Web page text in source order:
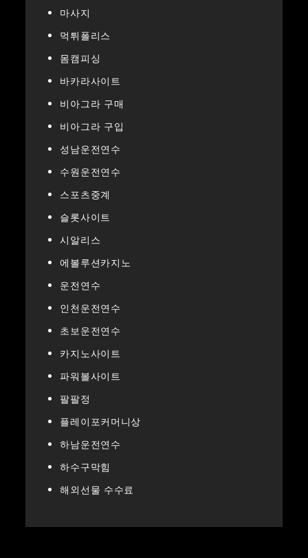
마사지
먹튀폴리스
몸캠피싱
바카라사이트
비아그라 구매
비아그라 구입
성남운전연수
수원운전연수
스포츠중계
슬롯사이트
시알리스
에볼루션카지노
운전연수
인천운전연수
초보운전연수
카지노사이트
파워볼사이트
팔팔정
플레이포커머니상
하남운전연수
하수구막힘
해외선물 수수료